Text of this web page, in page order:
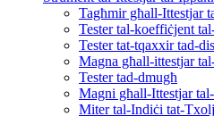
Tagħmir għall-Ittestjar
Tester tal-koeffiċjent
Tester tat-tqaxxir tad-
Magna għall-ittestjar
Tester tad-dmugħ
Magni għall-Ittestjar
Miter tal-Indiċi tat-